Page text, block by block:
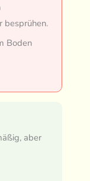
besprühen.
Boden
aber